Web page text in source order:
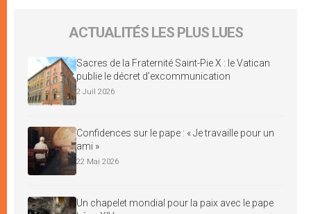
ACTUALITÉS LES PLUS LUES
Sacres de la Fraternité Saint-Pie X : le Vatican
publie le décret d’excommunication
2 Juil 2026
Confidences sur le pape : « Je travaille pour un
ami »
22 Mai 2026
Un chapelet mondial pour la paix avec le pape